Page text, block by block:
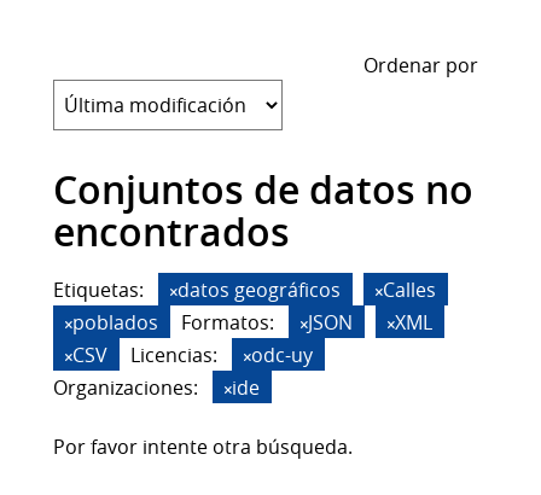
Ordenar por
Conjuntos de datos no
encontrados
Etiquetas: datos geográficos
Calles
poblados
Formatos: JSON
XML
CSV
Licencias:
odc-uy
Organizaciones:
ide
Por favor intente otra búsqueda.